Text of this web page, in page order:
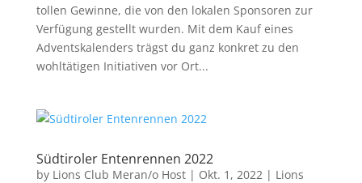
tollen Gewinne, die von den lokalen Sponsoren zur
Verfügung gestellt wurden. Mit dem Kauf eines
Adventskalenders trägst du ganz konkret zu den
wohltätigen Initiativen vor Ort...
Südtiroler Entenrennen 2022
by Lions Club Meran/o Host| Okt. 1, 2022| Lions